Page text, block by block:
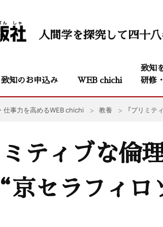
人間学を探究して四十
致知のお申込み WEB chichi
致知
研修
仕事力を高めるWEB chichi 教養 「プリミテ
ミティブな
セラフィロ